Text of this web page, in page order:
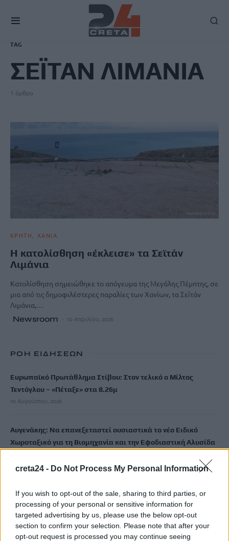
creta24 - Do Not Process My Personal Information
If you wish to opt-out of the sale, sharing to third parties, or
processing of your personal or sensitive information for
targeted advertising by us, please use the below opt-out
section to confirm your selection. Please note that after your
opt-out request is processed you may continue seeing
TAG
ΣΕΪΤΑΝ ΛΙΜΑΝΙΑ
1 άρθρο
ΚΡΗΤΗ ΧΑΝΙΑ
Η κατολίσθηση «έκλεισε» τα Σεϊτάν
Λιμάνια
Κατολίσθηση σημειώθηκε το απόγευμα της Μεγάλης Πέμπτης, σε
μια από τις δημοφιλέστερες παραλίες των Χανίων, τα Σεϊτάν
Λιμάνια,…
Newsroom 10 Απριλίου, 2026
ΡΟΗ ΕΙΔΗΣΕΩΝ
Ευρωπαϊκό Πρωτάθλημα Στίβου: Στον τελικό ο Μίλτος
Τεντόγλου – «Πέταξε» στα 8.26μ
10 Αυγούστου, 2026
Αυγενάκης: Να επανεξεταστεί ουσιαστικά το νέο Ειδικό
Χωροταξικό για τη Βιομηχανία και την Εφοδιαστική Αλυσίδα
10 Αυγούστου, 2026
Με τι καιρό θα γιορτάσουμε τον Δεκαπενταύγουστο
10 Αυγούστου, 2026
«Συγγνώμη που δεν κατάφερα να σε προστατεύσω»: Η